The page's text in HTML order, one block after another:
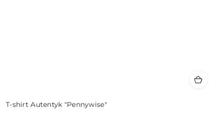
T-shirt Autentyk "Pennywise"